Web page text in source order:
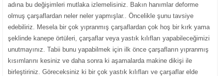
adına bu değişimleri mutlaka izlemelisiniz. Bakın hanımlar deforme
olmuş çarşaflardan neler neler yapmışlar.. Öncelikle şunu tavsiye
edebiliriz. Mesela bir çok yıpranmış çarşaflardan çok hoş bir kırk yama
şeklinde kanepe örtüleri, çarşaflar veya yastık kılıfları yapabileceğimizi
unutmayınız. Tabii bunu yapabilmek için ilk önce çarşafların yıpranmış
kısımlarını kesiniz ve daha sonra ki aşamalarda makine dikişi ile
birleştiriniz. Göreceksiniz ki bir çok yastık kılıfları ve çarşaflar elde